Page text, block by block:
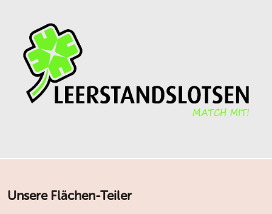
Unsere Flächen-Teiler